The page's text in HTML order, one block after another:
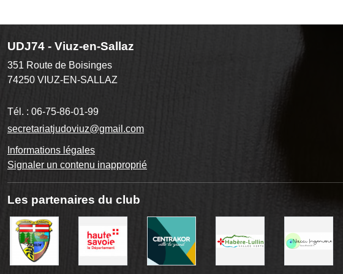
UDJ74 - Viuz-en-Sallaz
351 Route de Boisinges
74250 VIUZ-EN-SALLAZ
Tél. : 06-75-86-01-99
secretariatjudoviuz@gmail.com
Informations légales
Signaler un contenu inapproprié
Les partenaires du club